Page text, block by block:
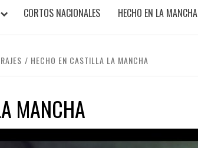
CORTOS NACIONALES HECHO EN LA MANCHA
HECHO EN CASTILLA LA MANCHA
MANCHA